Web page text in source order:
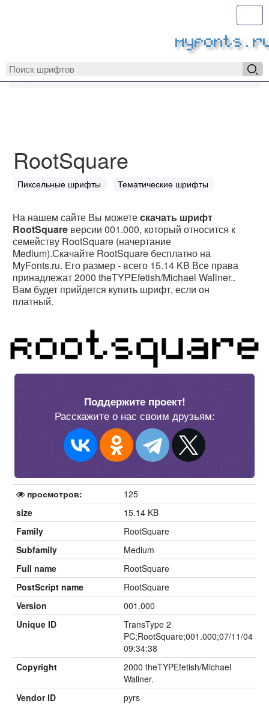
MyFonts.ru
RootSquare
Пиксельные шрифты Тематические шрифты
На нашем сайте Вы можетескачать шрифт
RootSquare версии 001.000, который относится к
семейству RootSquare (начертание
Medium).Скачайте RootSquare бесплатно на
MyFonts.ru. Его размер - всего 15.14 KB Все права
принадлежат 2000 theTYPEfetish/Michael Wallner..
Вам будет прийдется купить шрифт, если он
платный.
Поддержите проект!
Расскажите о нас своим друзьям:
просмотров:
125
size
15.14 KB
Family
RootSquare
Subfamily
Medium
Full name
RootSquare
PostScript name
RootSquare
Version
001.000
Unique ID
TransType 2
PC;RootSquare;001.000;07/11/04
09:34:38
Copyright
2000 theTYPEfetish/Michael
Wallner.
Vendor ID
pyrs